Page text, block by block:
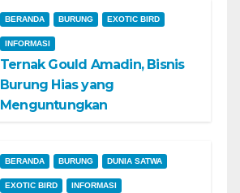
BERANDA BURUNG EXOTIC BIRD
INFORMASI
Ternak Gould Amadin, Bisnis
Burung Hias yang
Menguntungkan
BERANDA BURUNG DUNIA SATWA
EXOTIC BIRD INFORMASI